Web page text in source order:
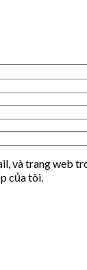
và trang web
của tôi.